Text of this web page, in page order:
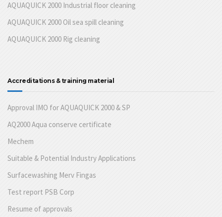
AQUAQUICK 2000 Industrial floor cleaning
AQUAQUICK 2000 Oil sea spill cleaning
AQUAQUICK 2000 Rig cleaning
Accreditations & training material
Approval IMO for AQUAQUICK 2000 & SP
AQ2000 Aqua conserve certificate
Mechem
Suitable & Potential Industry Applications
Surfacewashing Merv Fingas
Test report PSB Corp
Resume of approvals